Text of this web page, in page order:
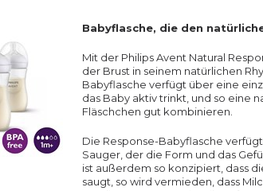
Babyflasche, die den
Mit der Philips Avent Natural
der Brust in seinem natürlichen
Babyflasche verfügt über eine
das Baby aktiv trinkt, und so eine
Fläschchen gut kombinieren.
Die Response-Babyflasche
Sauger, der die Form und das
ist außerdem so konzipiert, dass
saugt, so wird vermieden, dass